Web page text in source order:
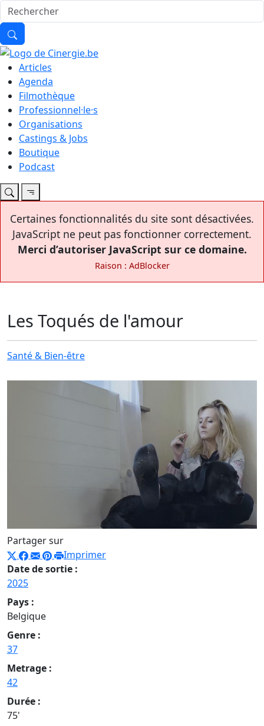
Articles
Agenda
Filmothèque
Professionnel·le·s
Organisations
Castings & Jobs
Boutique
Podcast
Certaines fonctionnalités du site sont désactivées.
JavaScript ne peut pas fonctionner correctement.
Merci d’autoriser JavaScript sur ce domaine.
Raison : AdBlocker
Les Toqués de l'amour
Santé & Bien-être
Partager sur
Imprimer
Date de sortie :
2025
Pays :
Belgique
Genre :
37
Metrage :
42
Durée :
75'